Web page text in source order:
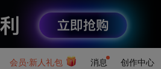
会员·新人礼包 消息 创作中心